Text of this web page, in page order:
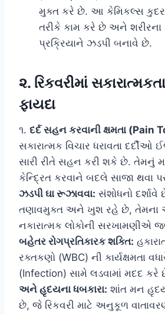
મુક્ત કરે છે. આ કેમિકલ્સ
તરીકે કામ કરે છે અને શરીરના
પ્રક્રિયાને ઝડપી બનાવે છે.
૨. રિકવરીમાં
ફાયદા
૧. દર્દ સહન કરવાની ક્ષમતા (Pain
સકારાત્મક વિચાર ધરાવતા દર્દીઓ
સારી રીતે સહન કરી શકે છે. તેમનું
કેન્દ્રિત કરવાને બદલે સાજા થવા
ઝડપી ઘા રૂઝાવવા: સંશોધનો
તણાવમુક્ત અને ખુશ રહે છે, તેમના
નકારાત્મક લોકોની સરખામણીએ
બહેતર રોગપ્રતિકારક શક્તિ:
રક્તકણો (WBC) ની કાર્યક્ષમતા
(Infection) સામે લડવામાં મદદ કરે
અને હૃદયના ધબકારા: શાંત મન
છે, જે રિકવરી માટે અનુકૂળ